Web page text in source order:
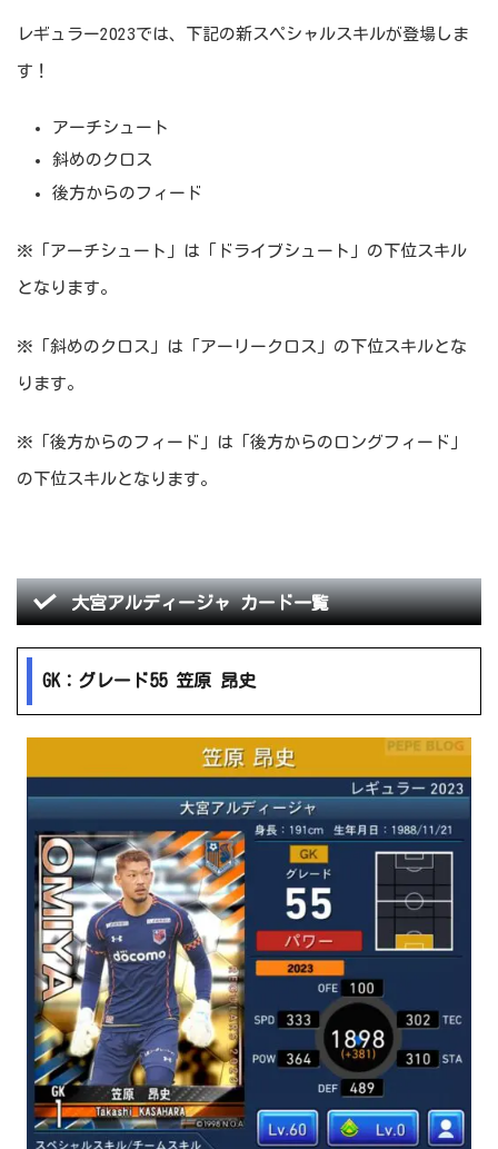
レギュラー2023では、下記の新スペシャルスキルが登場しま
す！
アーチシュート
斜めのクロス
後方からのフィード
※「アーチシュート」は「ドライブシュート」の下位スキル
となります。
※「斜めのクロス」は「アーリークロス」の下位スキルとな
ります。
※「後方からのフィード」は「後方からのロングフィード」
の下位スキルとなります。
大宮アルディージャ カード一覧
GK：グレード55 笠原 昂史